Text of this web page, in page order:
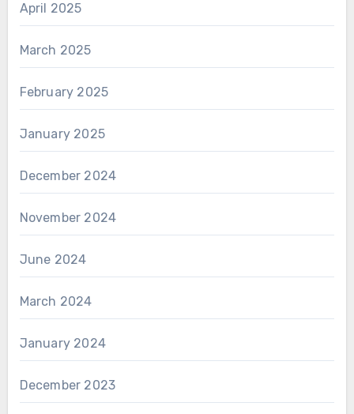
April 2025
March 2025
February 2025
January 2025
December 2024
November 2024
June 2024
March 2024
January 2024
December 2023